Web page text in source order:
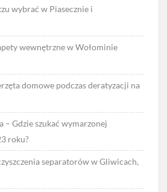
wybrać w Piasecznie i
wewnętrzne w Wołominie
domowe podczas deratyzacji na
– Gdzie szukać wymarzonej
roku?
separatorów w Gliwicach,